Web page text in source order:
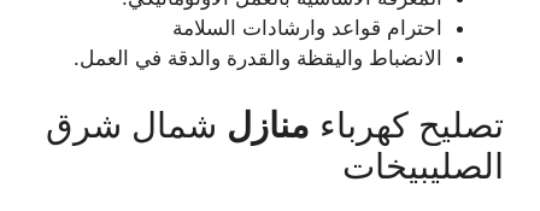
احترام قواعد وارشادات السلامة
الانضباط واليقظة والقدرة والدقة في العمل.
تصليح كهرباء منازل شمال شرق
الصليبيخات